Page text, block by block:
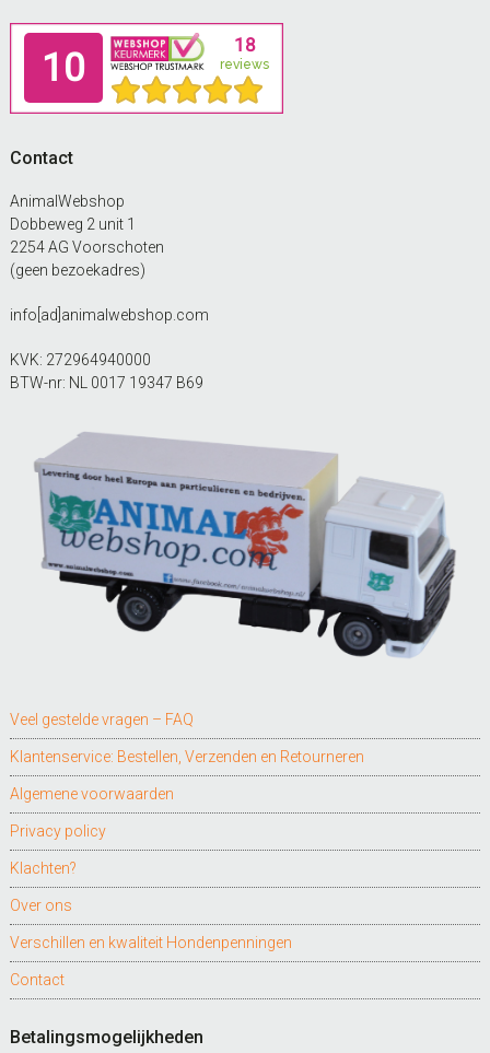
Footer
Contact
AnimalWebshop
Dobbeweg 2 unit 1
2254 AG Voorschoten
(geen bezoekadres)
info[ad]animalwebshop.com
KVK: 272964940000
BTW-nr: NL 0017 19347 B69
Veel gestelde vragen – FAQ
Klantenservice: Bestellen, Verzenden en Retourneren
Algemene voorwaarden
Privacy policy
Klachten?
Over ons
Verschillen en kwaliteit Hondenpenningen
Contact
Betalingsmogelijkheden